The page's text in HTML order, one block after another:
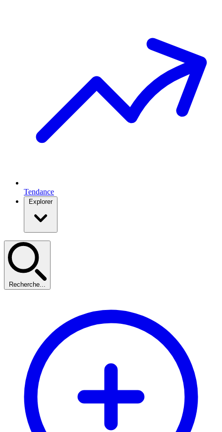
Tendance
Explorer
Recherche...